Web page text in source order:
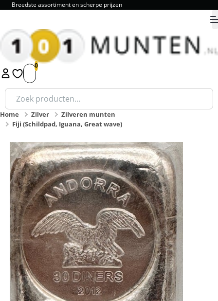
Breedste assortiment en scherpe prijzen
1 2 3 4 5 9.8
Zoeken
naar:
Home Zilver
Zilveren munten
Fiji (Schildpad, Iguana, Great wave)